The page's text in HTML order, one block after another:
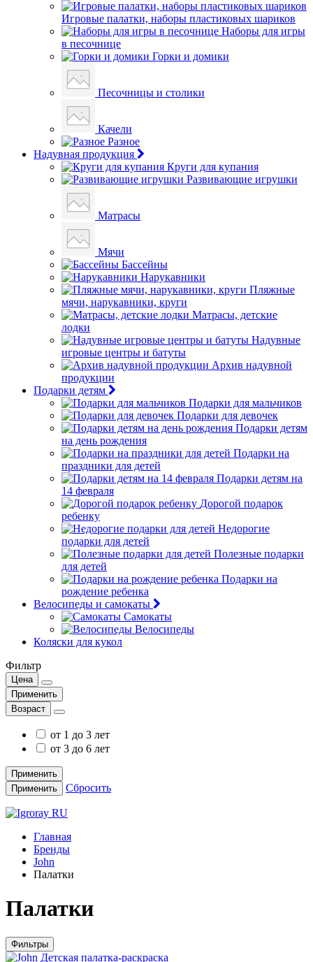
Игровые палатки, наборы пластиковых шариков
Наборы для игры
в песочнице
Горки и домики
Песочницы и столики
Качели
Разное
Надувная продукция
Круги для купания
Развивающие игрушки
Матрасы
Мячи
Бассейны
Нарукавники
Пляжные
мячи, нарукавники, круги
Матрасы, детские
лодки
Надувные
игровые центры и батуты
Архив надувной
продукции
Подарки детям
Подарки для мальчиков
Подарки для девочек
Подарки детям
на день рождения
Подарки на
праздники для детей
Подарки детям на
14 февраля
Дорогой подарок
ребенку
Недорогие
подарки для детей
Полезные подарки
для детей
Подарки на
рождение ребенка
Велосипеды и самокаты
Самокаты
Велосипеды
Коляски для кукол
Фильтр
Цена
Применить
Возраст
от 1 до 3 лет
от 3 до 6 лет
Применить
Применить
Сбросить
Главная
Бренды
John
Палатки
Палатки
Фильтры